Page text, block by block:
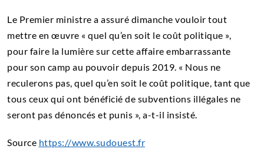
Le Premier ministre a assuré dimanche vouloir tout
mettre en œuvre « quel qu’en soit le coût politique »,
pour faire la lumière sur cette affaire embarrassante
pour son camp au pouvoir depuis 2019. « Nous ne
reculerons pas, quel qu’en soit le coût politique, tant que
tous ceux qui ont bénéficié de subventions illégales ne
seront pas dénoncés et punis », a-t-il insisté.
Source https://www.sudouest.fr